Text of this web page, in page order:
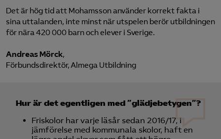
Det är hög tid att Mohamsson använder korrekt fakta i
sina uttalanden, inte minst när utspelen berör utbildningen
för nära 420 000 barn och elever i Sverige.
Andreas Mörck,
Förbundsdirektör, Almega Utbildning
Hur är det egentligen med ”glädjebetygen”?
Friskolor har varje läsår sedan 2016/17, i
jämförelse med kommunala skolor, haft en